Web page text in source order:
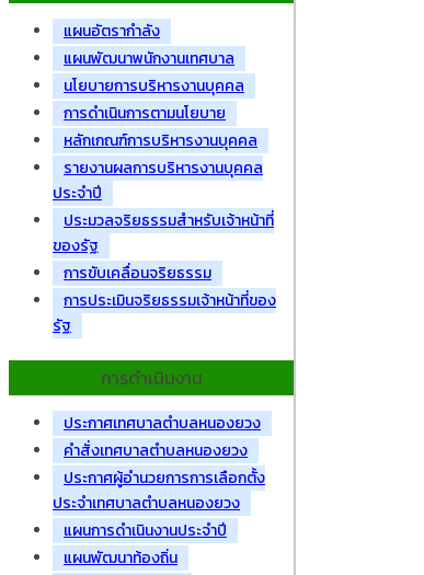
แผนอัตรากำลัง
แผนพัฒนาพนักงานเทศบาล
นโยบายการบริหารงานบุคคล
การดำเนินการตามนโยบาย
หลักเกณฑ์การบริหารงานบุคคล
รายงานผลการบริหารงานบุคคล
ประจำปี
ประมวลจริยธรรมสำหรับเจ้าหน้าที่
ของรัฐ
การขับเคลื่อนจริยธรรม
การประเมินจริยธรรมเจ้าหน้าที่ของ
รัฐ
การดำเนินงาน
ประกาศเทศบาลตำบลหนองยวง
คำสั่งเทศบาลตำบลหนองยวง
ประกาศผู้อำนวยการการเลือกตั้ง
ประจำเทศบาลตำบลหนองยวง
แผนการดำเนินงานประจำปี
แผนพัฒนาท้องถิ่น